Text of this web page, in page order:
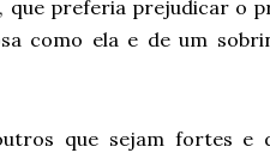
que preferia prejudicar o
como ela e de um
que sejam fortes e